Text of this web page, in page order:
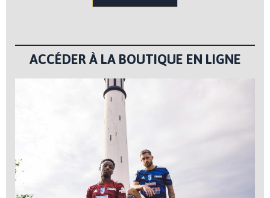
ACCÉDER À LA BOUTIQUE EN LIGNE